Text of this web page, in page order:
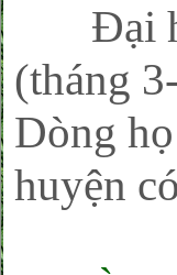
Đại
(tháng
Dòng
huyện